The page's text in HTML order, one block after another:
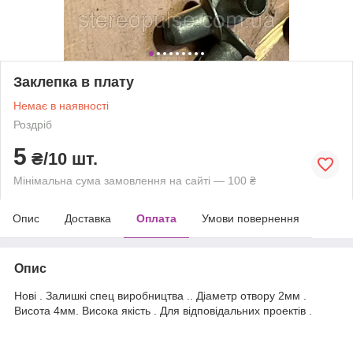
Заклепка в плату
Немає в наявності
Роздріб
5 ₴/10 шт.
Мінімальна сума замовлення на сайті — 100 ₴
Опис Доставка Оплата Умови повернення
Опис
Нові . Залишкі спец виробництва .. Діаметр отвору 2мм .
Висота 4мм. Висока якість . Для відповідальних проектів .